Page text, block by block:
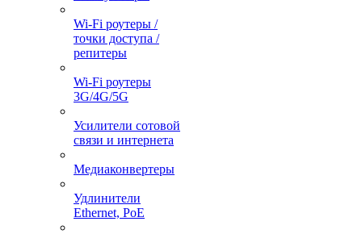
Wi-Fi роутеры /
точки доступа /
репитеры
Wi-Fi роутеры
3G/4G/5G
Усилители сотовой
связи и интернета
Медиаконвертеры
Удлинители
Ethernet, PoE